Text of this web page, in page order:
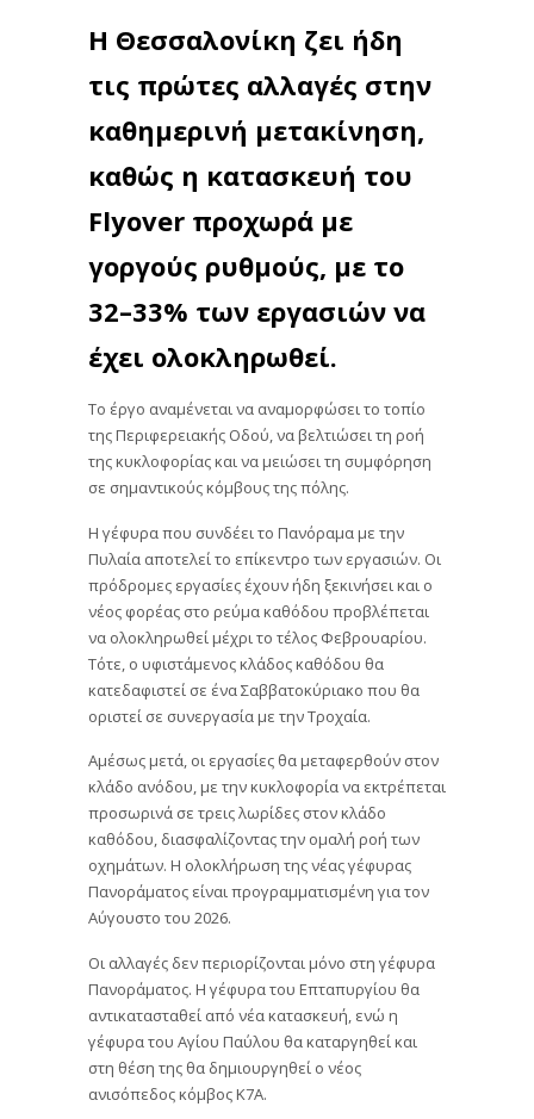
Η Θεσσαλονίκη ζει ήδη
τις πρώτες αλλαγές στην
καθημερινή μετακίνηση,
καθώς η κατασκευή του
Flyover προχωρά με
γοργούς ρυθμούς, με το
32–33% των εργασιών να
έχει ολοκληρωθεί.
Το έργο αναμένεται να αναμορφώσει το τοπίο
της Περιφερειακής Οδού, να βελτιώσει τη ροή
της κυκλοφορίας και να μειώσει τη συμφόρηση
σε σημαντικούς κόμβους της πόλης.
Η γέφυρα που συνδέει το Πανόραμα με την
Πυλαία αποτελεί το επίκεντρο των εργασιών. Οι
πρόδρομες εργασίες έχουν ήδη ξεκινήσει και ο
νέος φορέας στο ρεύμα καθόδου προβλέπεται
να ολοκληρωθεί μέχρι το τέλος Φεβρουαρίου.
Τότε, ο υφιστάμενος κλάδος καθόδου θα
κατεδαφιστεί σε ένα Σαββατοκύριακο που θα
οριστεί σε συνεργασία με την Τροχαία.
Αμέσως μετά, οι εργασίες θα μεταφερθούν στον
κλάδο ανόδου, με την κυκλοφορία να εκτρέπεται
προσωρινά σε τρεις λωρίδες στον κλάδο
καθόδου, διασφαλίζοντας την ομαλή ροή των
οχημάτων. Η ολοκλήρωση της νέας γέφυρας
Πανοράματος είναι προγραμματισμένη για τον
Αύγουστο του 2026.
Οι αλλαγές δεν περιορίζονται μόνο στη γέφυρα
Πανοράματος. Η γέφυρα του Επταπυργίου θα
αντικατασταθεί από νέα κατασκευή, ενώ η
γέφυρα του Αγίου Παύλου θα καταργηθεί και
στη θέση της θα δημιουργηθεί ο νέος
ανισόπεδος κόμβος Κ7Α.